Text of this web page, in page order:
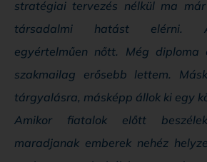
stratégiai tervezés nélkül ma
társadalmi hatást elérni.
egyértelműen nőtt. Még diploma
szakmailag erősebb lettem.
tárgyalásra, másképp állok ki egy
Amikor fiatalok előtt
maradjanak emberek nehéz